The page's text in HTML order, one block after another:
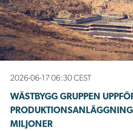
2026-06-17 06:30 CEST
WÄSTBYGG GRUPPEN
MILJONER